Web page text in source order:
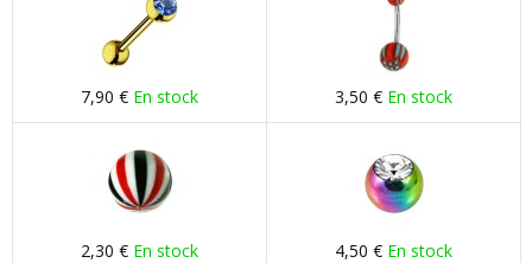
7,90 € En stock 3,50 € En stock
2,30 € En stock 4,50 € En stock